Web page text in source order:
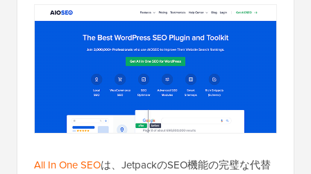
All In One SEOは、JetpackのSEO機能の完璧な代替